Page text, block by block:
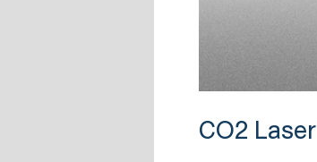
CO2